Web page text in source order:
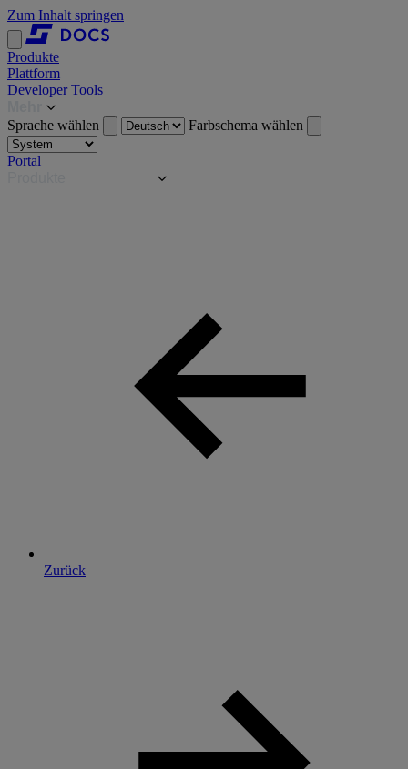
Zum Inhalt springen
Produkte
Plattform
Developer Tools
Sprache wählen
Farbschema wählen
Portal
Zurück